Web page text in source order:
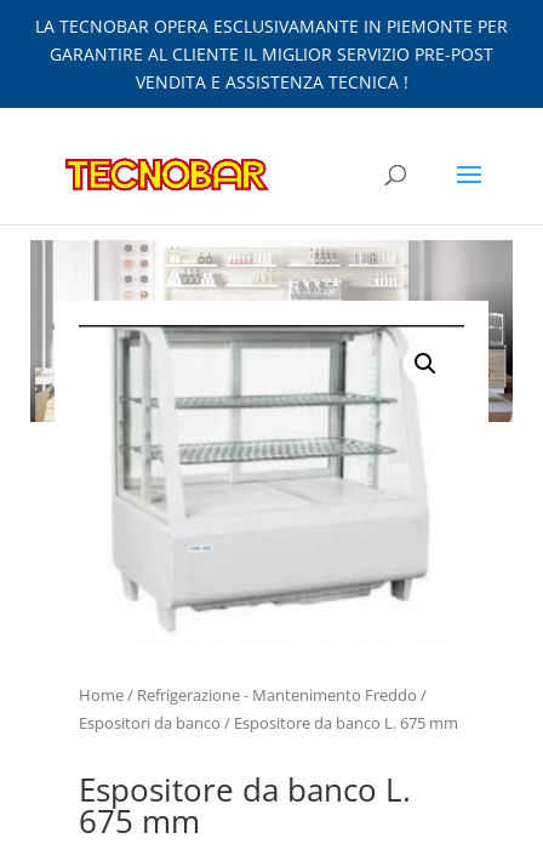
LA TECNOBAR OPERA ESCLUSIVAMANTE IN PIEMONTE PER
GARANTIRE AL CLIENTE IL MIGLIOR SERVIZIO PRE-POST
VENDITA E ASSISTENZA TECNICA !
Home/ Refrigerazione - Mantenimento Freddo /
Espositori da banco / Espositore da banco L. 675 mm
Espositore da banco L.
675 mm